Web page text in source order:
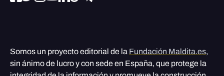
Somos un proyecto editorial de la Fundación Maldita.es,
sin ánimo de lucro y con sede en España, que protege la